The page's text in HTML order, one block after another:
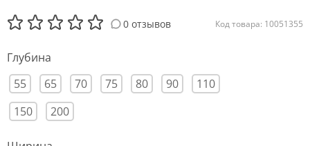
0 отзывов Код товара: 10051355
Глубина
55
65 70 75 80 90
110
150
200